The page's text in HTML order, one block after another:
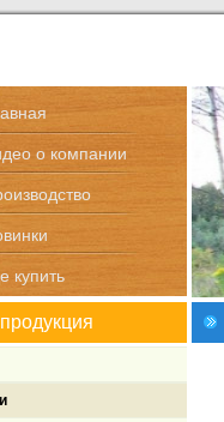
о компании
купить